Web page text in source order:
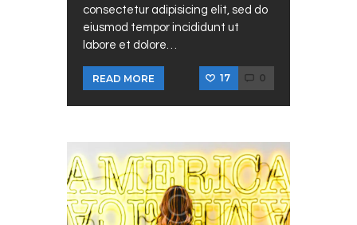
consectetur adipisicing elit, sed do
eiusmod tempor incididunt ut
labore et dolore…
READ MORE 17 0